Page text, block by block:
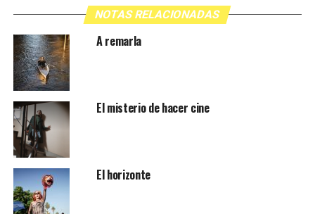
NOTAS RELACIONADAS
A remarla
El misterio de hacer cine
El horizonte